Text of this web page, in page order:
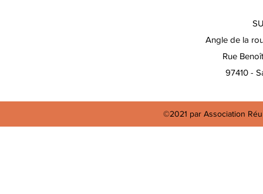
Angle de la
Rue
97410 -
©2021 par Association